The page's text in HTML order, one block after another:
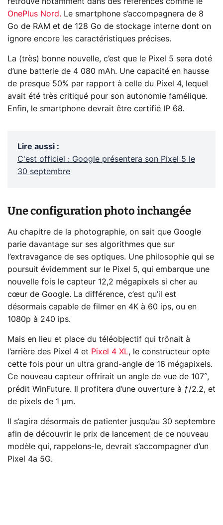
OnePlus Nord. Le smartphone s’accompagnera de 8
Go de RAM et de 128 Go de stockage interne dont on
ignore encore les caractéristiques précises.
La (très) bonne nouvelle, c’est que le Pixel 5 sera doté
d’une batterie de 4 080 mAh. Une capacité en hausse
de presque 50% par rapport à celle du Pixel 4, lequel
avait été très critiqué pour son autonomie famélique.
Enfin, le smartphone devrait être certifié IP 68.
Lire aussi :
C'est officiel : Google présentera son Pixel 5 le
30 septembre
Une configuration photo inchangée
Au chapitre de la photographie, on sait que Google
parie davantage sur ses algorithmes que sur
l’extravagance de ses optiques. Une philosophie qui se
poursuit évidemment sur le Pixel 5, qui embarque une
nouvelle fois le capteur 12,2 mégapixels si cher au
cœur de Google. La différence, c’est qu’il est
désormais capable de filmer en 4K à 60 ips, ou en
1080p à 240 ips.
Mais en lieu et place du téléobjectif qui trônait à
l’arrière des Pixel 4 et Pixel 4 XL, le constructeur opte
cette fois pour un ultra grand-angle de 16 mégapixels.
Ce nouveau capteur offrirait un angle de vue de 107°,
prédit WinFuture. Il profitera d’une ouverture à ƒ/2.2, et
de pixels de 1 µm.
Il s’agira désormais de patienter jusqu’au 30 septembre
afin de découvrir le prix de lancement de ce nouveau
modèle qui, rappelons-le, devrait s’accompagner d’un
Pixel 4a 5G.